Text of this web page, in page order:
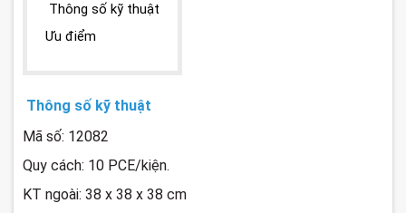
Thông số kỹ thuật
Ưu điểm
Thông số kỹ thuật
Mã số: 12082
Quy cách: 10 PCE/kiện.
KT ngoài: 38 x 38 x 38 cm